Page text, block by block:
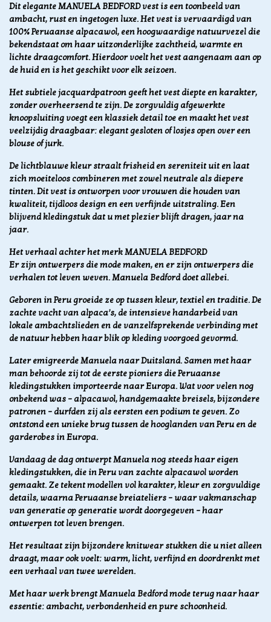
Dit elegante MANUELA BEDFORD vest is een toonbeeld van
ambacht, rust en ingetogen luxe. Het vest is vervaardigd van
100% Peruaanse alpacawol, een hoogwaardige natuurvezel die
bekendstaat om haar uitzonderlijke zachtheid, warmte en
lichte draagcomfort. Hierdoor voelt het vest aangenaam aan op
de huid en is het geschikt voor elk seizoen.
Het subtiele jacquardpatroon geeft het vest diepte en karakter,
zonder overheersend te zijn. De zorgvuldig afgewerkte
knoopsluiting voegt een klassiek detail toe en maakt het vest
veelzijdig draagbaar: elegant gesloten of losjes open over een
blouse of jurk.
De lichtblauwe kleur straalt frisheid en sereniteit uit en laat
zich moeiteloos combineren met zowel neutrale als diepere
tinten. Dit vest is ontworpen voor vrouwen die houden van
kwaliteit, tijdloos design en een verfijnde uitstraling. Een
blijvend kledingstuk dat u met plezier blijft dragen, jaar na
jaar.
Het verhaal achter het merk MANUELA BEDFORD
Er zijn ontwerpers die mode maken, en er zijn ontwerpers die
verhalen tot leven weven.Manuela Bedford doet allebei.
Geboren in Peru groeide ze op tussen kleur, textiel en traditie. De
zachte vacht van alpaca’s, de intensieve handarbeid van
lokale ambachtslieden en de vanzelfsprekende verbinding met
de natuur hebben haar blik op kleding voorgoed gevormd.
Later emigreerde Manuela naar Duitsland. Samen met haar
man behoorde zij tot de eerste pioniers die Peruaanse
kledingstukken importeerde naar Europa. Wat voor velen nog
onbekend was – alpacawol, handgemaakte breisels, bijzondere
patronen – durfden zij als eersten een podium te geven. Zo
ontstond een unieke brug tussen de hooglanden van Peru en de
garderobes in Europa.
Vandaag de dag ontwerpt Manuela nog steeds haar eigen
kledingstukken, die in Peru van zachte alpacawol worden
gemaakt. Ze tekent modellen vol karakter, kleur en zorgvuldige
details, waarna Peruaanse breiateliers – waar vakmanschap
van generatie op generatie wordt doorgegeven – haar
ontwerpen tot leven brengen.
Het resultaat zijn bijzondere knitwear stukken die u niet alleen
draagt, maar ook voelt: warm, licht, verfijnd en doordrenkt met
een verhaal van twee werelden.
Met haar werk brengt Manuela Bedford mode terug naar haar
essentie: ambacht, verbondenheid en pure schoonheid.